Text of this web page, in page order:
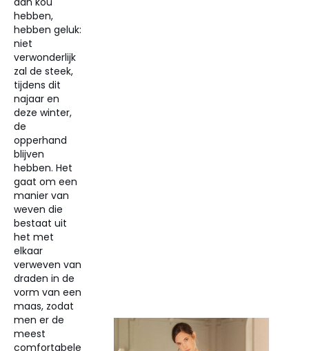
hebben,
hebben geluk:
niet
verwonderlijk
zal de steek,
tijdens dit
najaar en
deze winter,
de
opperhand
blijven
hebben. Het
gaat om een
manier van
weven die
bestaat uit
het met
elkaar
verweven van
draden in de
vorm van een
maas, zodat
men er de
meest
comfortabele